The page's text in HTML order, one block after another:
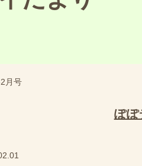
月号
ぽ